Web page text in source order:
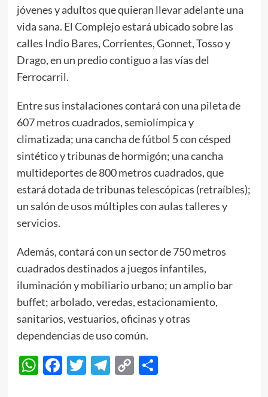
jóvenes y adultos que quieran llevar adelante una
vida sana. El Complejo estará ubicado sobre las
calles Indio Bares, Corrientes, Gonnet, Tosso y
Drago, en un predio contiguo a las vías del
Ferrocarril.
Entre sus instalaciones contará con una pileta de
607 metros cuadrados, semiolímpica y
climatizada; una cancha de fútbol 5 con césped
sintético y tribunas de hormigón; una cancha
multideportes de 800 metros cuadrados, que
estará dotada de tribunas telescópicas (retraíbles);
un salón de usos múltiples con aulas talleres y
servicios.
Además, contará con un sector de 750 metros
cuadrados destinados a juegos infantiles,
iluminación y mobiliario urbano; un amplio bar
buffet; arbolado, veredas, estacionamiento,
sanitarios, vestuarios, oficinas y otras
dependencias de uso común.
WhatsApp
Facebook
Twitter
Telegram
CopyCompartir